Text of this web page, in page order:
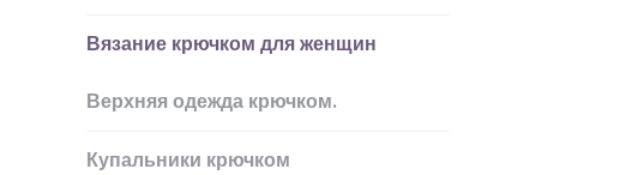
Вязание крючком для женщин
Верхняя одежда крючком.
Купальники крючком